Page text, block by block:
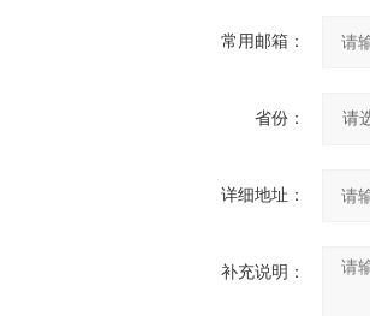
常用邮箱：
省份：
详细地址：
补充说明：